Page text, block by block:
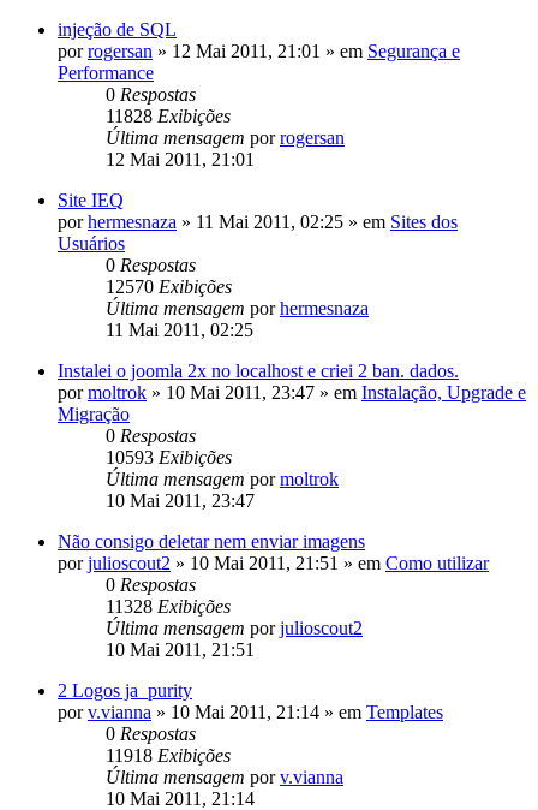
injeção de SQL
porrogersan » 12 Mai 2011, 21:01 » em Segurança e
Performance
0 Respostas
11828 Exibições
Última mensagem porrogersan
12 Mai 2011, 21:01
Site IEQ
porhermesnaza » 11 Mai 2011, 02:25 » em Sites dos
Usuários
0 Respostas
12570 Exibições
Última mensagem porhermesnaza
11 Mai 2011, 02:25
Instalei o joomla 2x no localhost e criei 2 ban. dados.
pormoltrok » 10 Mai 2011, 23:47 » em Instalação, Upgrade e
Migração
0 Respostas
10593 Exibições
Última mensagem pormoltrok
10 Mai 2011, 23:47
Não consigo deletar nem enviar imagens
porjulioscout2 » 10 Mai 2011, 21:51 » em Como utilizar
0 Respostas
11328 Exibições
Última mensagem porjulioscout2
10 Mai 2011, 21:51
2 Logos ja_purity
porv.vianna » 10 Mai 2011, 21:14 » em Templates
0 Respostas
11918 Exibições
Última mensagem porv.vianna
10 Mai 2011, 21:14